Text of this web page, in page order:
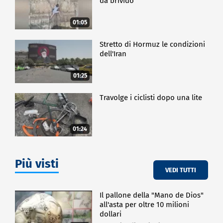
cinema cominciare a raccontare anche un uomo più
debole, e non per questo perdente, in modo che chi
ci si riconosce non ha paura di riconoscersi debole,
Dopo questo film Paola Cortellesi è decisa a
continuare nella sua carriera da regista: "Sì, mi
piacerebbe continuare. E non dico sarebbe ma sarà
bellissimo".
SPETTACOLO
01:05
01:25
Stretto di Hormuz le condizioni
dell'Iran
01:24
Travolge i ciclisti dopo una lite
Più visti VEDI TUTTI
Il pallone della "Mano de Dios"
all'asta per oltre 10 milioni
dollari